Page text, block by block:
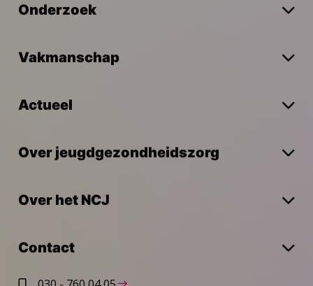
Onderzoek
Vakmanschap
Actueel
Over jeugdgezondheidszorg
Over het NCJ
Contact